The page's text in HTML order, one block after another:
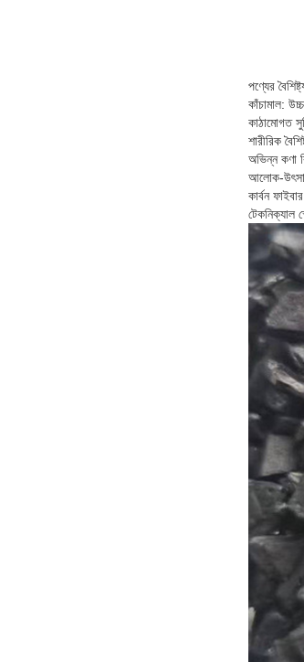
পণ্যের
কাঁচামাল:
কাঠামোগত
শারীরিক
অভিন্ন কণা
আলোক-
কার্বন
টেকনিক্যাল